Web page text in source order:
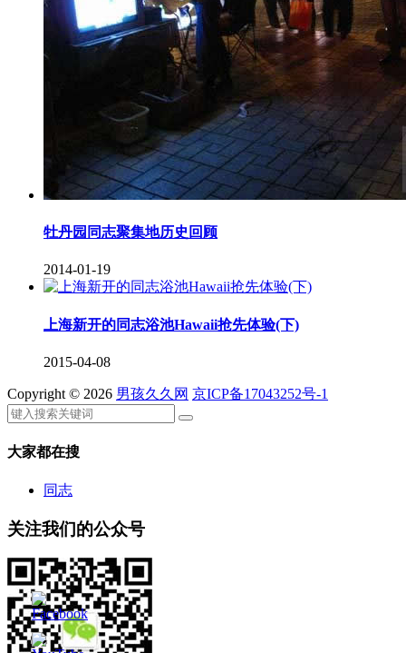
牡丹园同志聚集地历史回顾
2014-01-19
上海新开的同志浴池Hawaii抢先体验(下)
2015-04-08
Copyright © 2026 男孩久久网 京ICP备17043252号-1
大家都在搜
同志
关注我们的公众号